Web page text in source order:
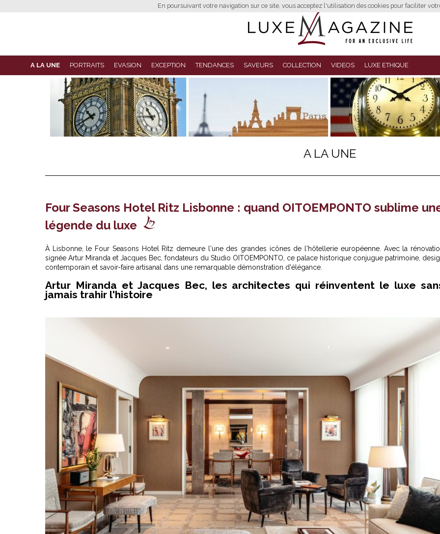
En poursuivant votre navigation sur ce site, vous acceptez l'utilisation des cookies pour faciliter
A LA UNE PORTRAITS EVASION EXCEPTION TENDANCES SAVEURS COLLECTION VIDEOS LUXE ETHIQUE
A LA UNE
Four Seasons Hotel Ritz Lisbonne : quand OITOEMPONTO sublime
légende du luxe
À Lisbonne, le Four Seasons Hotel Ritz demeure l'une des grandes icônes de l'hôtellerie européenne. Avec la
signée Artur Miranda et Jacques Bec, fondateurs du Studio OITOEMPONTO, ce palace historique conjugue patrimoine,
contemporain et savoir-faire artisanal dans une remarquable démonstration d'élégance.
Artur Miranda et Jacques Bec, les architectes qui réinventent le luxe
jamais trahir l'histoire